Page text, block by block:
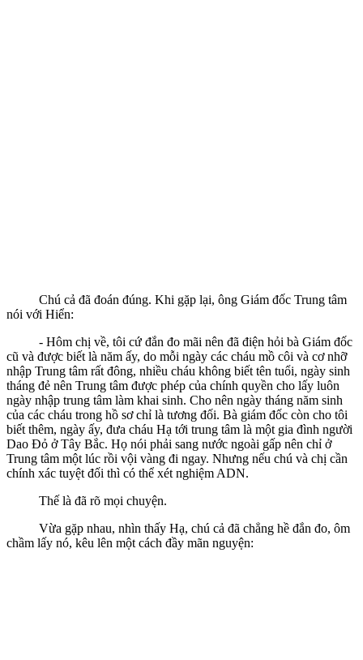
Chú cả đã đoán đúng. Khi gặp lại, ông Giám đốc Trung tâm
nói với Hiển:
- Hôm chị về, tôi cứ đắn đo mãi nên đã điện hỏi bà Giám đốc
cũ và được biết là năm ấy, do mỗi ngày các cháu mồ côi và cơ nhỡ
nhập Trung tâm rất đông, nhiều cháu không biết tên tuổi, ngày sinh
tháng đẻ nên Trung tâm được phép của chính quyền cho lấy luôn
ngày nhập trung tâm làm khai sinh. Cho nên ngày tháng năm sinh
của các cháu trong hồ sơ chỉ là tương đối. Bà giám đốc còn cho tôi
biết thêm, ngày ấy, đưa cháu Hạ tới trung tâm là một gia đình người
Dao Đỏ ở Tây Bắc. Họ nói phải sang nước ngoài gấp nên chỉ ở
Trung tâm một lúc rồi vội vàng đi ngay. Nhưng nếu chú và chị cần
chính xác tuyệt đối thì có thể xét nghiệm ADN.
Thế là đã rõ mọi chuyện.
Vừa gặp nhau, nhìn thấy Hạ, chú cả đã chẳng hề đắn đo, ôm
chầm lấy nó, kêu lên một cách đầy mãn nguyện: